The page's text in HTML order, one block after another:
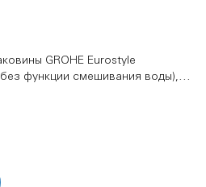
GROHE Eurostyle
функции смешивания воды),